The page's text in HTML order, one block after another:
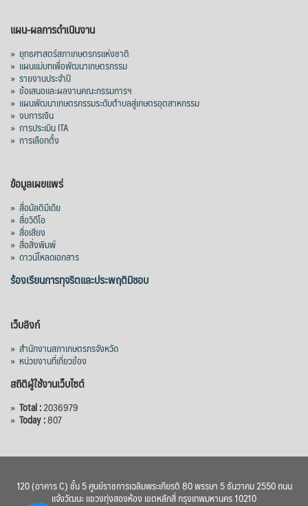
แผน-ผลการดำเนินงาน
» ยุทธศาสตร์สภาเกษตรกรแห่งชาติ
» แผนแม่บทเพื่อพัฒนาเกษตรกรรม
» รายงานประจำปี
» ข้อเสนอและผลงานคณะกรรมการฯ
» แผนพัฒนาเกษตรกรรมระดับตำบลสู่เกษตรอุตสาหกรรม
» งบการเงิน
» การประเมิน ITA
» การเลือกตั้ง
ข้อมูลเผยแพร่
» สื่อมัลติมีเดีย
» สื่อวิดีโอ
» สื่อเสียง
» สื่อสิ่งพิมพ์
» ดาวน์โหลดเอกสาร
ร้องเรียนการทุจริตและประพฤติมิชอบ
เว็บลิงก์
» สำนักงานสภาเกษตรกรจังหวัด
» หน่วยงานที่เกี่ยวข้อง
สถิติผู้ใช้งานเว็บไซต์
» Total :2036979
» Today :807
120 (อาคาร C) ชั้น 5 ศูนย์ราชการเฉลิมพระเกียรติ 80 พรรษา 5 ธันวาคม 2550 ถนน
แจ้งวัฒนะ แขวงทุ่งสองห้อง เขตหลักสี่ กรุงเทพมหานคร 10210